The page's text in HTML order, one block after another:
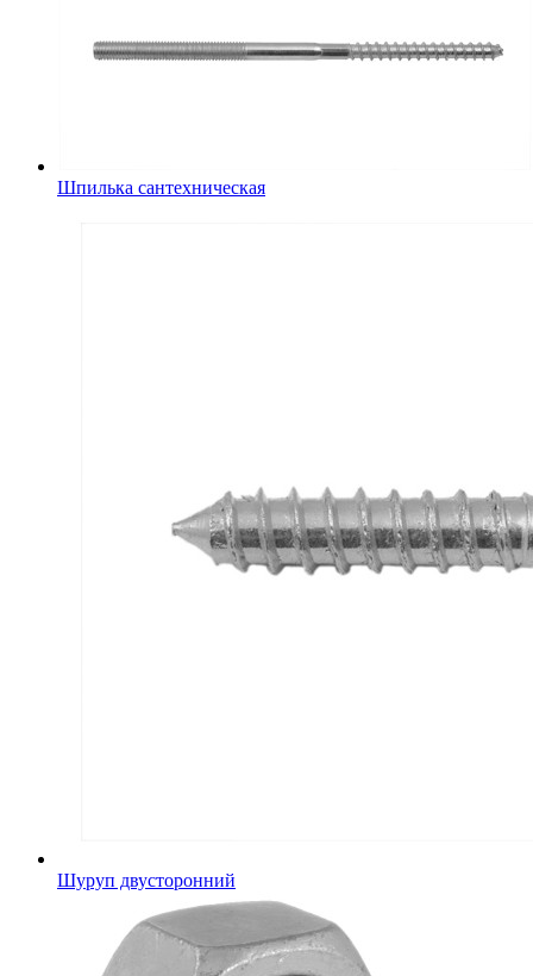
Шпилька сантехническая
Шуруп двусторонний